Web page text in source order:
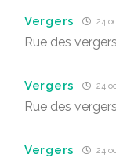
Vergers 24
Rue des vergers
Vergers 24
Rue des vergers
Vergers 24